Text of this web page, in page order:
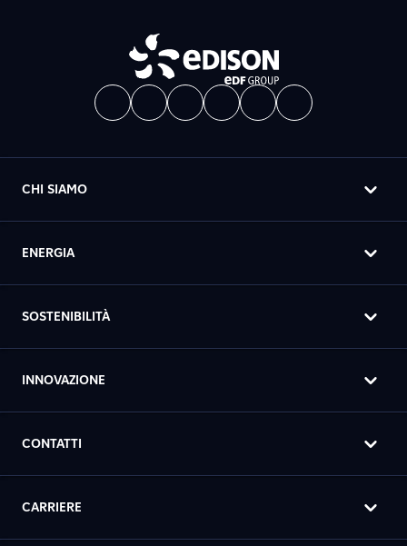
CHI SIAMO
ENERGIA
SOSTENIBILITÀ
INNOVAZIONE
CONTATTI
CARRIERE